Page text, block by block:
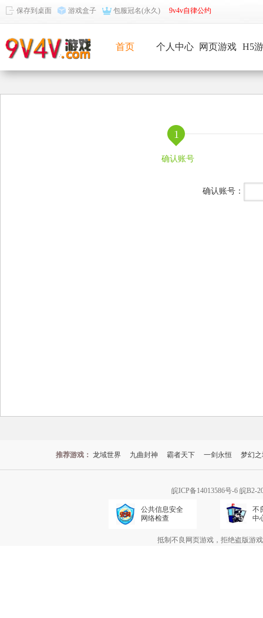
保存到桌面 游戏盒子 包服冠名(永久) 9v4v自律公约
首页 个人中心 网页游戏 H5
1
确认账号
确认账号：
推荐游戏： 龙域世界 九曲封神 霸者天下 一剑永恒 梦幻
皖ICP备14013586号-6 皖B2-
公共信息安全
网络检查
不
中
抵制不良网页游戏，拒绝盗版游